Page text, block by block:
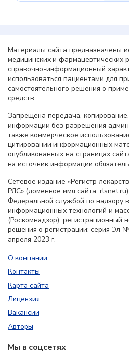
Материалы сайта предназначены
медицинских и фармацевтических
справочно-информационный
использоваться пациентами для
самостоятельного решения о
средств.
Запрещена передача,
информации без разрешения
также коммерческое
цитировании информационных
опубликованных на страницах
на источник информации
Сетевое издание «Регистр
РЛС» (доменное имя сайта:
Федеральной службой по надзору
информационных технологий и
(Роскомнадзор), регистрационный
решения о регистрации: серия Эл
апреля 2023 г.
О компании
Контакты
Карта сайта
Лицензия
Вакансии
Авторы
Мы в соцсетях